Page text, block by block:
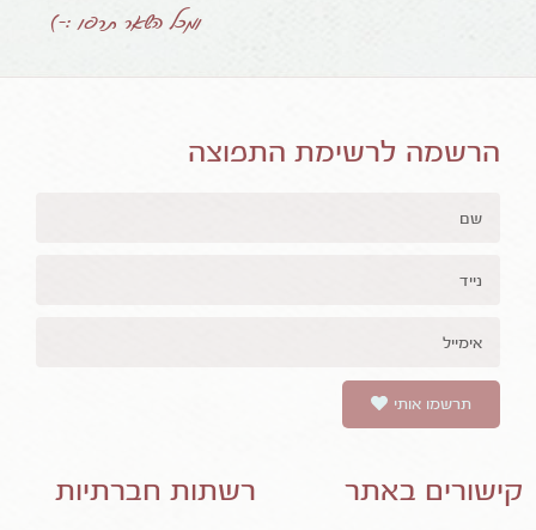
ומכל השאר תרפו :-)
רשתות חברתיות קישורים באתר
הרשמה לרשימת התפוצה
תרשמו אותי